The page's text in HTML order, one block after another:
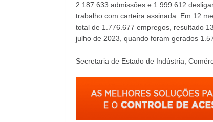
2.187.633 admissões e 1.999.612
trabalho com carteira assinada. Em 12
total de 1.776.677 empregos, resultado
julho de 2023, quando foram gerados
Secretaria de Estado de Indústria,